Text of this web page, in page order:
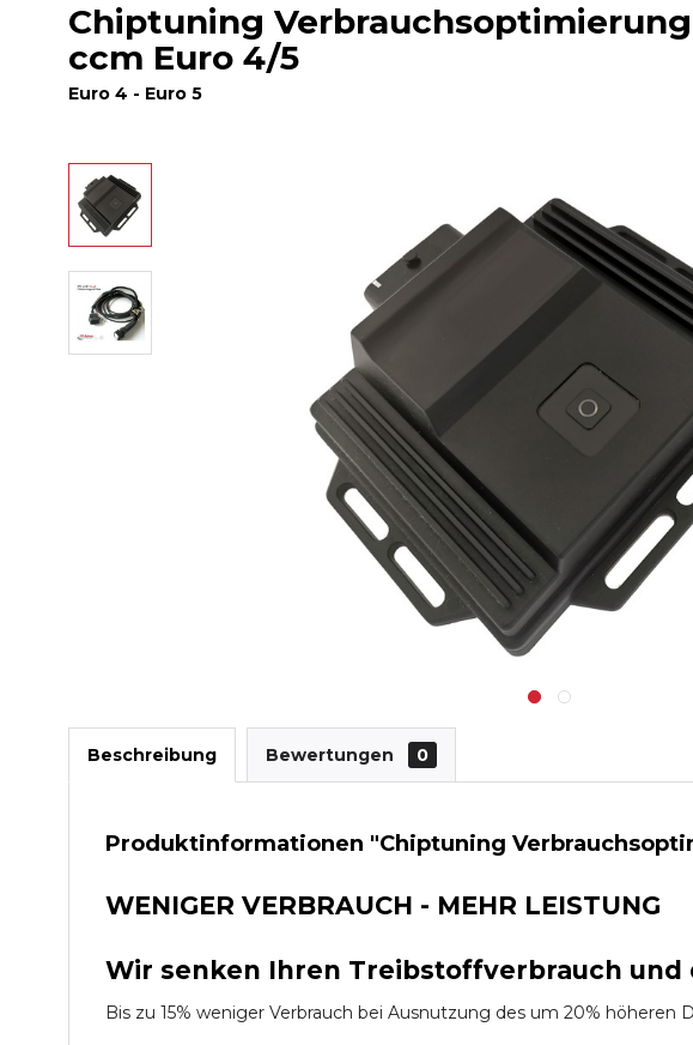
Chiptuning Verbrauchsoptimierung
ccm Euro 4/5
Euro 4 - Euro 5
Beschreibung Bewertungen 0
Produktinformationen "Chiptuning
WENIGER VERBRAUCH - MEHR LEISTUNG
Wir senken Ihren Treibstoffverbrauch
Bis zu 15% weniger Verbrauch bei Ausnutzung des um 20% höheren